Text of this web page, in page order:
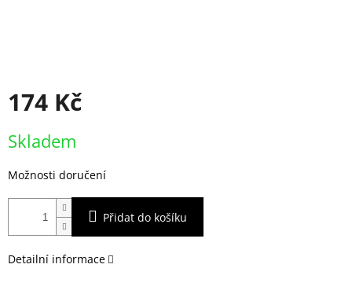
174 Kč
cena:
Skladem
Možnosti doručení
Přidat do košíku
Detailní informace